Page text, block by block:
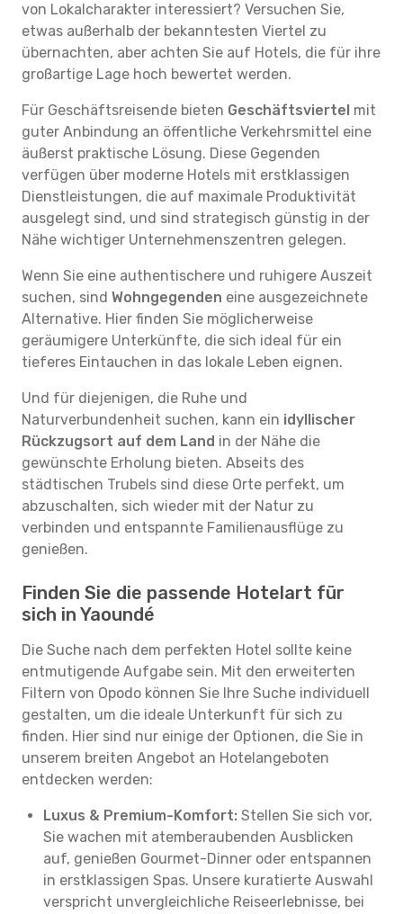
von Lokalcharakter interessiert? Versuchen Sie,
etwas außerhalb der bekanntesten Viertel zu
übernachten, aber achten Sie auf Hotels, die für ihre
großartige Lage hoch bewertet werden.
Für Geschäftsreisende bieten Geschäftsviertel mit
guter Anbindung an öffentliche Verkehrsmittel eine
äußerst praktische Lösung. Diese Gegenden
verfügen über moderne Hotels mit erstklassigen
Dienstleistungen, die auf maximale Produktivität
ausgelegt sind, und sind strategisch günstig in der
Nähe wichtiger Unternehmenszentren gelegen.
Wenn Sie eine authentischere und ruhigere Auszeit
suchen, sind Wohngegenden eine ausgezeichnete
Alternative. Hier finden Sie möglicherweise
geräumigere Unterkünfte, die sich ideal für ein
tieferes Eintauchen in das lokale Leben eignen.
Und für diejenigen, die Ruhe und
Naturverbundenheit suchen, kann ein idyllischer
Rückzugsort auf dem Land in der Nähe die
gewünschte Erholung bieten. Abseits des
städtischen Trubels sind diese Orte perfekt, um
abzuschalten, sich wieder mit der Natur zu
verbinden und entspannte Familienausflüge zu
genießen.
Finden Sie die passende Hotelart für
sich in Yaoundé
Die Suche nach dem perfekten Hotel sollte keine
entmutigende Aufgabe sein. Mit den erweiterten
Filtern von Opodo können Sie Ihre Suche individuell
gestalten, um die ideale Unterkunft für sich zu
finden. Hier sind nur einige der Optionen, die Sie in
unserem breiten Angebot an Hotelangeboten
entdecken werden:
Luxus & Premium-Komfort: Stellen Sie sich vor,
Sie wachen mit atemberaubenden Ausblicken
auf, genießen Gourmet-Dinner oder entspannen
in erstklassigen Spas. Unsere kuratierte Auswahl
verspricht unvergleichliche Reiseerlebnisse, bei